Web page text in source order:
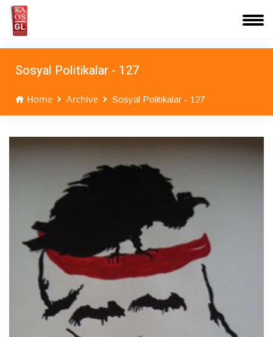
Sosyal Politikalar - 127
Home Archive Sosyal Politikalar - 127